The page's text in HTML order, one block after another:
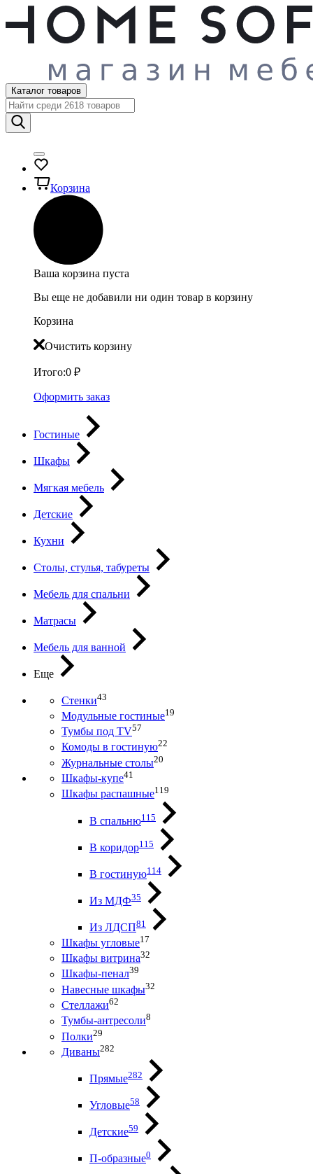
Каталог товаров
Корзина
Ваша корзина пуста
Вы еще не добавили ни один товар в корзину
Корзина
Очистить корзину
Итого:0 ₽
Оформить заказ
Гостиные
Шкафы
Мягкая мебель
Детские
Кухни
Столы, стулья, табуреты
Мебель для спальни
Матрасы
Мебель для ванной
Еще
Стенки43
Модульные гостиные19
Тумбы под ТV57
Комоды в гостиную22
Журнальные столы20
Шкафы-купе41
Шкафы распашные119
В спальню115
В коридор115
В гостиную114
Из МДФ35
Из ЛДСП81
Шкафы угловые17
Шкафы витрина32
Шкафы-пенал39
Навесные шкафы32
Стеллажи62
Тумбы-антресоли8
Полки29
Диваны282
Прямые282
Угловые58
Детские59
П-образные0